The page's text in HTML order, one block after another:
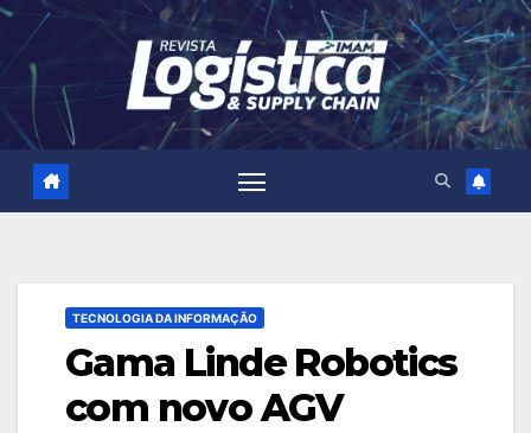
Skip
content
TECNOLOGIA DA INFORMAÇÃO
Gama Linde Robotics
com novo AGV